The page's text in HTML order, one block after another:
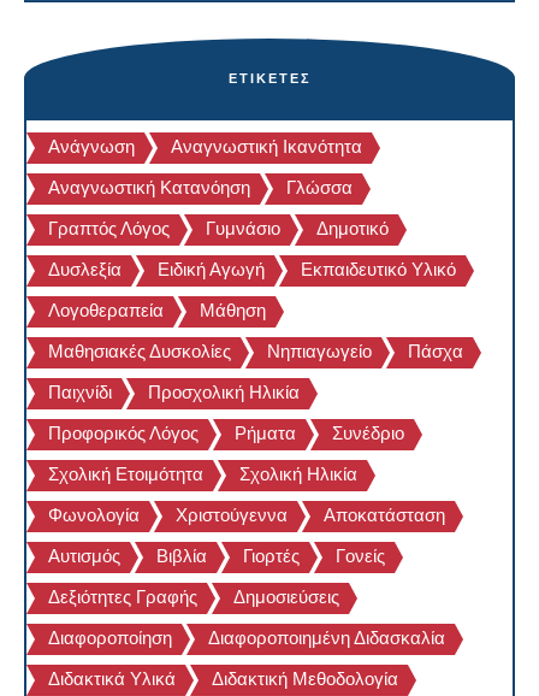
ΕΤΙΚΈΤΕΣ
Ανάγνωση
Αναγνωστική Ικανότητα
Αναγνωστική Κατανόηση
Γλώσσα
Γραπτός Λόγος
Γυμνάσιο
Δημοτικό
Δυσλεξία
Ειδική Αγωγή
Εκπαιδευτικό Υλικό
Λογοθεραπεία
Μάθηση
Μαθησιακές Δυσκολίες
Νηπιαγωγείο
Πάσχα
Παιχνίδι
Προσχολική Ηλικία
Προφορικός Λόγος
Ρήματα
Συνέδριο
Σχολική Ετοιμότητα
Σχολική Ηλικία
Φωνολογία
Χριστούγεννα
Αποκατάσταση
Αυτισμός
Βιβλία Γιορτές
Γονείς
Δεξιότητες Γραφής
Δημοσιεύσεις
Διαφοροποίηση
Διαφοροποιημένη Διδασκαλία
Διδακτικά Υλικά
Διδακτική Μεθοδολογία